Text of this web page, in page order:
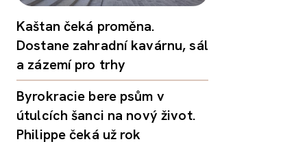
Kaštan čeká proměna.
Dostane zahradní kavárnu, sál
a zázemí pro trhy
Byrokracie bere psům v
útulcích šanci na nový život.
Philippe čeká už rok